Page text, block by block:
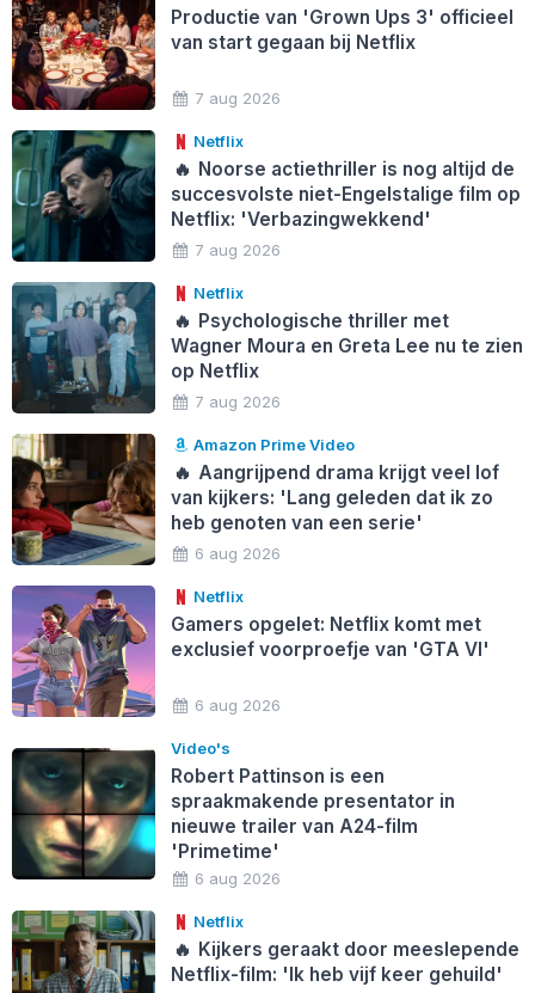
Productie van 'Grown Ups 3' officieel
van start gegaan bij Netflix
7 aug 2026
Netflix
🔥 Noorse actiethriller is nog altijd de
succesvolste niet-Engelstalige film op
Netflix: 'Verbazingwekkend'
7 aug 2026
Netflix
🔥 Psychologische thriller met
Wagner Moura en Greta Lee nu te zien
op Netflix
7 aug 2026
Amazon Prime Video
🔥 Aangrijpend drama krijgt veel lof
van kijkers: 'Lang geleden dat ik zo
heb genoten van een serie'
6 aug 2026
Netflix
Gamers opgelet: Netflix komt met
exclusief voorproefje van 'GTA VI'
6 aug 2026
Video's
Robert Pattinson is een
spraakmakende presentator in
nieuwe trailer van A24-film
'Primetime'
6 aug 2026
Netflix
🔥 Kijkers geraakt door meeslepende
Netflix-film: 'Ik heb vijf keer gehuild'